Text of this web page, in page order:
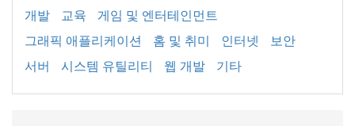
개발
교육
게임 및 엔터테인먼트
그래픽 애플리케이션
홈 및 취미 인터넷
보안
서버
시스템 유틸리티 웹 개발 기타